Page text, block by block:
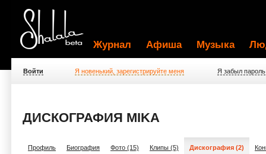
Журнал Афиша Музыка
Войти Я новенький, зарегистрируйте меня Я забыл пароль
ДИСКОГРАФИЯ MIKA
Профиль Биография Фото (15) Клипы (5) Дискография (2)